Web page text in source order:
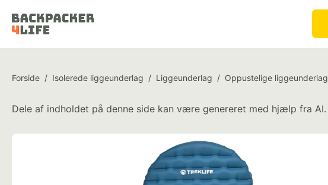
Forside / Isolerede liggeunderlag / Liggeunderlag / Oppustelige liggeunderlag
Dele af indholdet på denne side kan være genereret med hjælp fra AI.